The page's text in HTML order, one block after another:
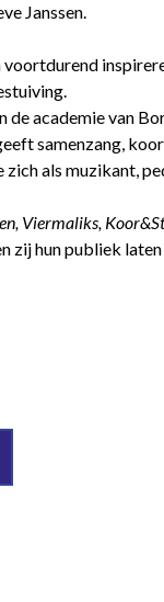
Janssen.
de academie van
samenzang,
zich als muzikant,
Viermaliks,
zij hun publiek